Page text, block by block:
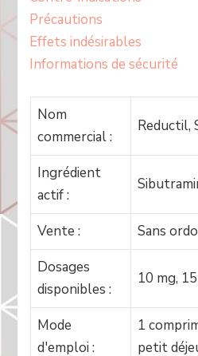
Précautions
Effets indésirables
Informations de sécurité
Nom
commercial :
Reductil,
Ingrédient
actif :
Vente :
Sans
Dosages
disponibles :
10 mg,
Mode
d'emploi :
1
petit